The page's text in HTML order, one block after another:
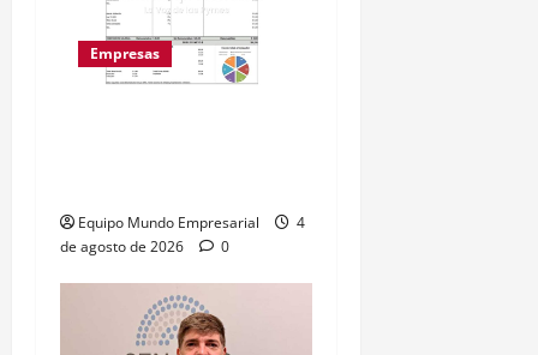
Empresas
Equipo Mundo Empresarial
4
de agosto de 2026
0